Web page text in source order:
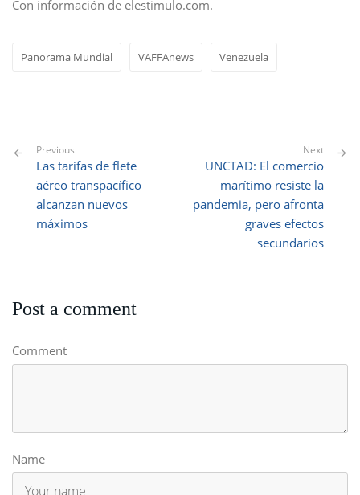
Con información de elestimulo.com.
Panorama Mundial VAFFAnews Venezuela
Previous
Las tarifas de flete
aéreo transpacífico
alcanzan nuevos
máximos
Next
UNCTAD: El comercio
marítimo resiste la
pandemia, pero afronta
graves efectos
secundarios
Post a comment
Comment
Name